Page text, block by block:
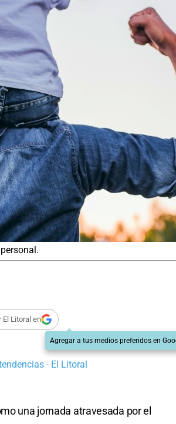
El Litoral en
Agregar a tus medios preferidos en
- El Litoral
una jornada atravesada por el